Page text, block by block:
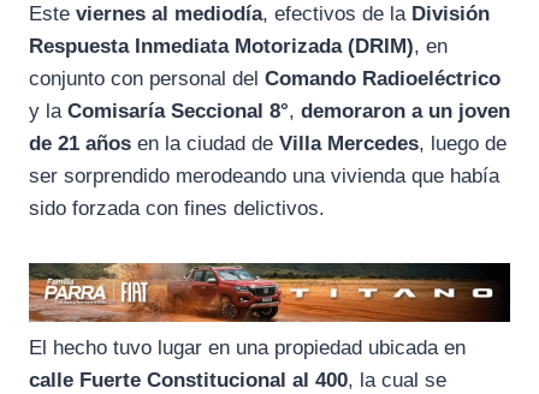
b
o
o
k
g
r
a
m
s
A
p
p
Este viernes al mediodía, efectivos de la División
Respuesta Inmediata Motorizada (DRIM), en
conjunto con personal del Comando Radioeléctrico
y la Comisaría Seccional 8°, demoraron a un joven
de 21 años en la ciudad de Villa Mercedes, luego de
ser sorprendido merodeando una vivienda que había
sido forzada con fines delictivos.
El hecho tuvo lugar en una propiedad ubicada en
calle Fuerte Constitucional al 400, la cual se